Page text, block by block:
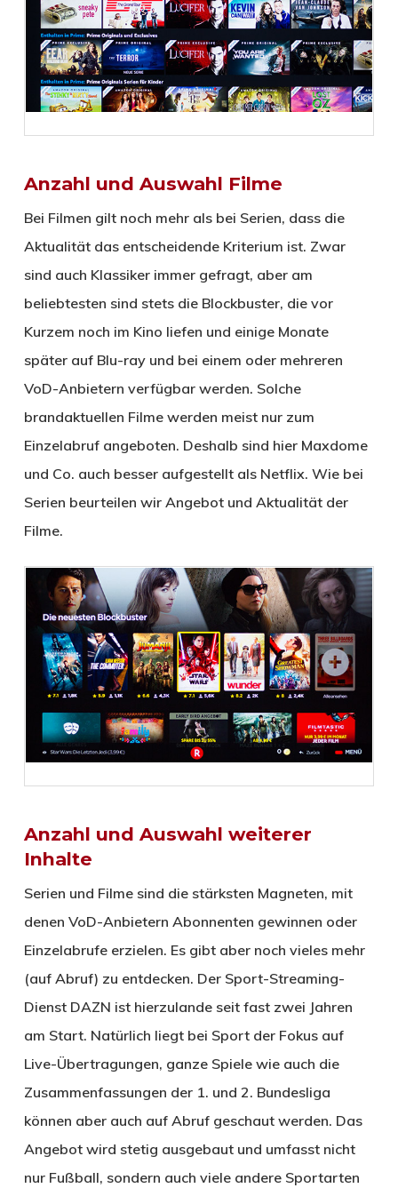
Anzahl und Auswahl Filme
Bei Filmen gilt noch mehr als bei Serien, dass die
Aktualität das entscheidende Kriterium ist. Zwar
sind auch Klassiker immer gefragt, aber am
beliebtesten sind stets die Blockbuster, die vor
Kurzem noch im Kino liefen und einige Monate
später auf Blu-ray und bei einem oder mehreren
VoD-Anbietern verfügbar werden. Solche
brandaktuellen Filme werden meist nur zum
Einzelabruf angeboten. Deshalb sind hier Maxdome
und Co. auch besser aufgestellt als Netflix. Wie bei
Serien beurteilen wir Angebot und Aktualität der
Filme.
Anzahl und Auswahl weiterer
Inhalte
Serien und Filme sind die stärksten Magneten, mit
denen VoD-Anbietern Abonnenten gewinnen oder
Einzelabrufe erzielen. Es gibt aber noch vieles mehr
(auf Abruf) zu entdecken. Der Sport-Streaming-
Dienst DAZN ist hierzulande seit fast zwei Jahren
am Start. Natürlich liegt bei Sport der Fokus auf
Live-Übertragungen, ganze Spiele wie auch die
Zusammenfassungen der 1. und 2. Bundesliga
können aber auch auf Abruf geschaut werden. Das
Angebot wird stetig ausgebaut und umfasst nicht
nur Fußball, sondern auch viele andere Sportarten